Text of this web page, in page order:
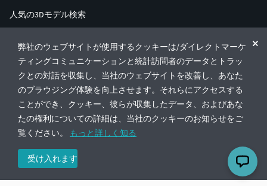
弊社のウェブサイトが使用するクッキーは/ダイレクトマーケ
ティングコミュニケーションと統計訪問者のデータとトラッ
クとの対話を収集し、当社のウェブサイトを改善し、あなた
のブラウジング体験を向上させます。それらにアクセスする
ことができ、クッキー、彼らが収集したデータ、およびあな
たの権利についての詳細は、当社のクッキーのお知らせをご
覧ください。
もっと詳しく知る
受け入れます
人気の3Dモデル検索
ENTERPRISE 3D AT SCALE
© CGTrader 2011-2026
UAB CGTrader, Antakalnio st. 17, Vilnius, Lithuania
利用規約プライバシー🇯🇵 日本語